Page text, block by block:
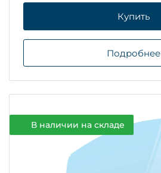
Купить
Подробнее
В наличии на складе